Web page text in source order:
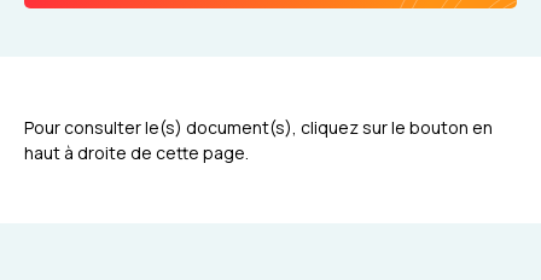
Pour consulter le(s) document(s), cliquez sur le bouton en
haut à droite de cette page.